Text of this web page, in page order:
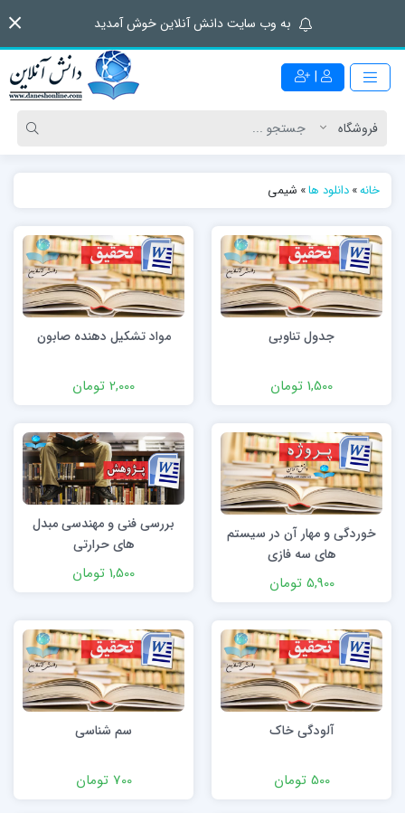
به وب سایت دانش آنلاین خوش آمدید
|
خانه»دانلود ها» شیمی
جدول تناوبی
1,500 تومان
مواد تشکیل دهنده صابون
2,000 تومان
خوردگی و مهار آن در سیستم
های سه فازی
5,900 تومان
بررسی فنی و مهندسی مبدل
های حرارتی
1,500 تومان
آلودگی خاک
500 تومان
سم شناسی
700 تومان